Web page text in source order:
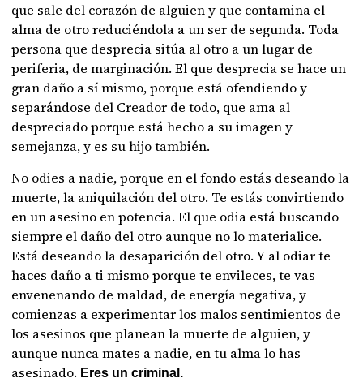
que sale del corazón de alguien y que contamina el
alma de otro reduciéndola a un ser de segunda. Toda
persona que desprecia sitúa al otro a un lugar de
periferia, de marginación. El que desprecia se hace un
gran daño a sí mismo, porque está ofendiendo y
separándose del Creador de todo, que ama al
despreciado porque está hecho a su imagen y
semejanza, y es su hijo también.
No odies a nadie, porque en el fondo estás deseando la
muerte, la aniquilación del otro. Te estás convirtiendo
en un asesino en potencia. El que odia está buscando
siempre el daño del otro aunque no lo materialice.
Está deseando la desaparición del otro. Y al odiar te
haces daño a ti mismo porque te envileces, te vas
envenenando de maldad, de energía negativa, y
comienzas a experimentar los malos sentimientos de
los asesinos que planean la muerte de alguien, y
aunque nunca mates a nadie, en tu alma lo has
asesinado. Eres un criminal.